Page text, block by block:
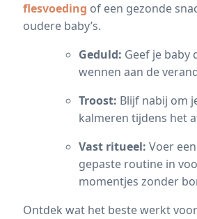
flesvoeding of een gezonde
oudere baby’s.
Geduld: Geef je baby
wennen aan de
Troost: Blijf nabij om
kalmeren tijdens het
Vast ritueel: Voer
gepaste routine in
momentjes zonder
Ontdek wat het beste werkt